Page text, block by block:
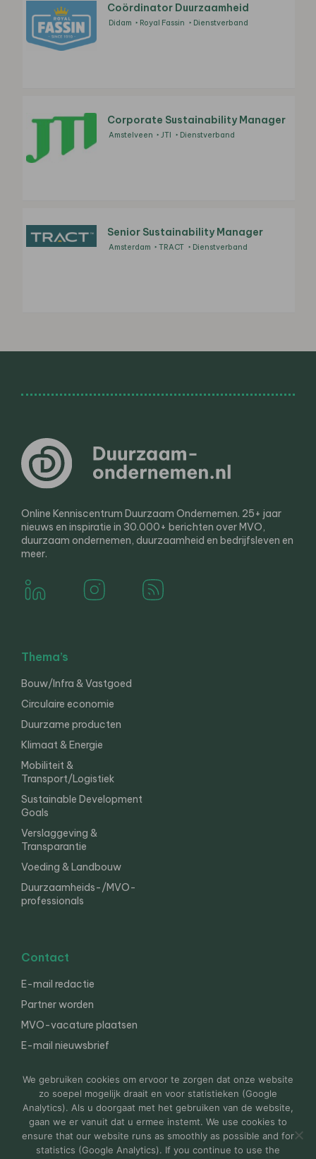
Coördinator Duurzaamheid
Didam Royal Fassin Dienstverband
Corporate Sustainability Manager
Amstelveen JTI Dienstverband
Senior Sustainability Manager
Amsterdam TRACT Dienstverband
Online Kenniscentrum Duurzaam Ondernemen. 25+ jaar
nieuws en inspiratie in 30.000+ berichten over MVO,
duurzaam ondernemen, duurzaamheid en bedrijfsleven en
meer.
Thema’s
Bouw/Infra & Vastgoed
Circulaire economie
Duurzame producten
Klimaat & Energie
Mobiliteit &
Transport/Logistiek
Sustainable Development
Goals
Verslaggeving &
Transparantie
Voeding & Landbouw
Duurzaamheids-/MVO-
professionals
Contact
E-mail redactie
Partner worden
MVO-vacature plaatsen
E-mail nieuwsbrief
© 2000-2026 Van der Molen EIS Colofon
Disclaimer
Privacy
We gebruiken cookies om ervoor te zorgen dat onze website
zo soepel mogelijk draait en voor statistieken (Google
Analytics). Als u doorgaat met het gebruiken van de website,
gaan we er vanuit dat u ermee instemt. We use cookies to
ensure that our website runs as smoothly as possible and for
statistics (Google Analytics). If you continue to use the